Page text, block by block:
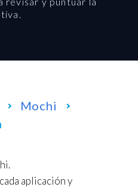
Mochi
aplicación y